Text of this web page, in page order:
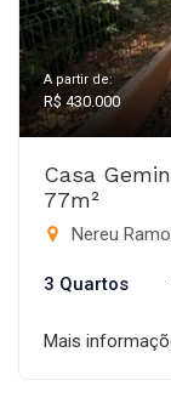
A partir de:
R$ 430.000
Casa
77m²
Nereu
3 Quartos
Mais